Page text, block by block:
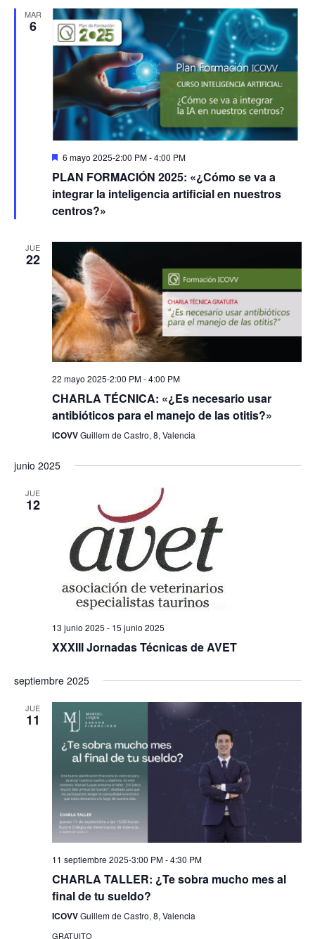
MAR
6
Destacado
6 mayo 2025-2:00 PM-4:00 PM
PLAN FORMACIÓN 2025: «¿Cómo se va a
integrar la inteligencia artificial en nuestros
centros?»
JUE
22
22 mayo 2025-2:00 PM-4:00 PM
CHARLA TÉCNICA: «¿Es necesario usar
antibióticos para el manejo de las otitis?»
ICOVVGuillem de Castro, 8, Valencia
junio 2025
JUE
12
13 junio 2025 - 15 junio 2025
XXXIII Jornadas Técnicas de AVET
septiembre 2025
JUE
11
11 septiembre 2025-3:00 PM-4:30 PM
CHARLA TALLER: ¿Te sobra mucho mes al
final de tu sueldo?
ICOVVGuillem de Castro, 8, Valencia
GRATUITO